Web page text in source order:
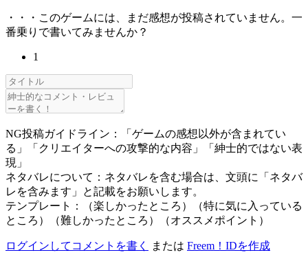
・・・このゲームには、まだ感想が投稿されていません。一
番乗りで書いてみませんか？
1
NG投稿ガイドライン：「ゲームの感想以外が含まれてい
る」「クリエイターへの攻撃的な内容」「紳士的ではない表
現」
ネタバレについて：ネタバレを含む場合は、文頭に「ネタバ
レを含みます」と記載をお願いします。
テンプレート：（楽しかったところ）（特に気に入っている
ところ）（難しかったところ）（オススメポイント）
ログインしてコメントを書く または Freem！IDを作成